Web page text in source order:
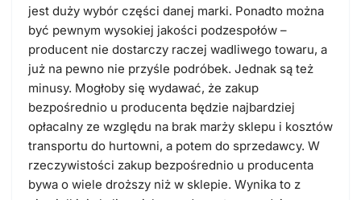
jest duży wybór części danej marki. Ponadto można
być pewnym wysokiej jakości podzespołów –
producent nie dostarczy raczej wadliwego towaru, a
już na pewno nie przyśle podróbek. Jednak są też
minusy. Mogłoby się wydawać, że zakup
bezpośrednio u producenta będzie najbardziej
opłacalny ze względu na brak marży sklepu i kosztów
transportu do hurtowni, a potem do sprzedawcy. W
rzeczywistości zakup bezpośrednio u producenta
bywa o wiele droższy niż w sklepie. Wynika to z